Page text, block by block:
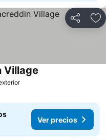
Compartir
Ver precios
Village
Ver precios